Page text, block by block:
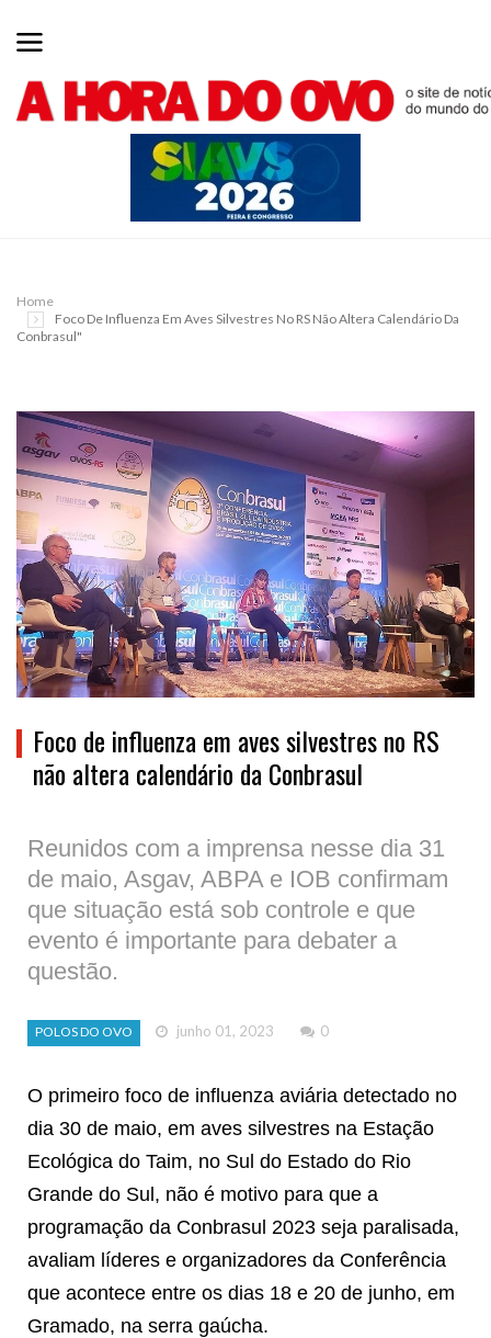
Home
Foco De Influenza Em Aves Silvestres No RS Não Altera Calendário Da
Conbrasul"
Foco de influenza em aves silvestres no RS
não altera calendário da Conbrasul
Reunidos com a imprensa nesse dia 31
de maio, Asgav, ABPA e IOB confirmam
que situação está sob controle e que
evento é importante para debater a
questão.
POLOS DO OVO junho 01, 2023 0
O primeiro foco de influenza aviária detectado no
dia 30 de maio, em aves silvestres na Estação
Ecológica do Taim, no Sul do Estado do Rio
Grande do Sul, não é motivo para que a
programação da Conbrasul 2023 seja paralisada,
avaliam líderes e organizadores da Conferência
que acontece entre os dias 18 e 20 de junho, em
Gramado, na serra gaúcha.